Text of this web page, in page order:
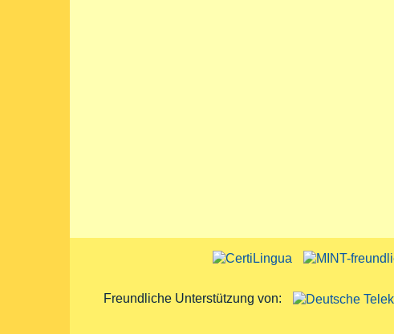
Freundliche Unterstützung von: